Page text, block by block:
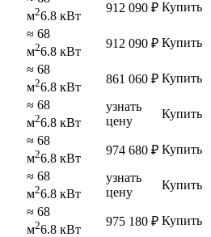
м26.8 кВт
912 090 ₽ Купить
≈ 68
м26.8 кВт
912 090 ₽ Купить
≈ 68
м26.8 кВт
861 060 ₽ Купить
≈ 68
м26.8 кВт
узнать
цену
Купить
≈ 68
м26.8 кВт
974 680 ₽ Купить
≈ 68
м26.8 кВт
узнать
цену
Купить
≈ 68
м26.8 кВт
975 180 ₽ Купить